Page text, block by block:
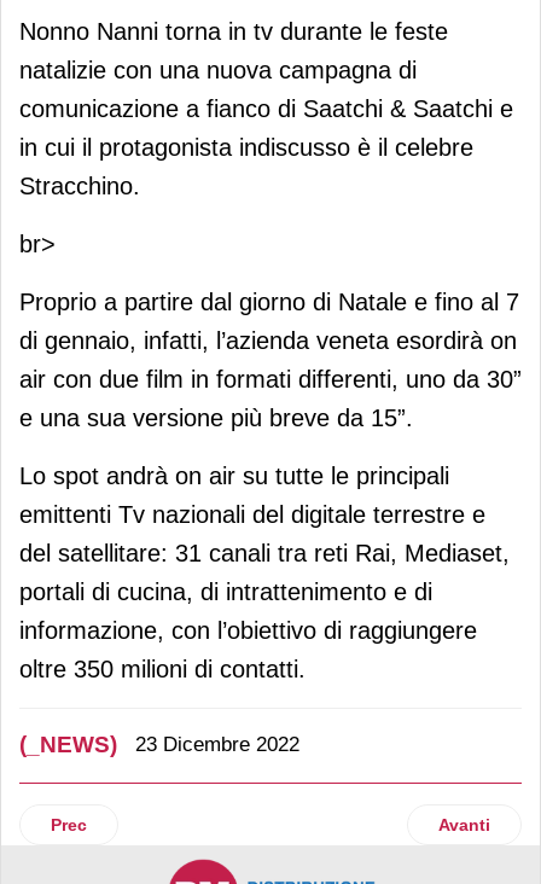
Lo Stracchino Nonno Nanni in tv per
le feste natalizie
Nonno Nanni torna in tv durante le feste
natalizie con una nuova campagna di
comunicazione a fianco di Saatchi & Saatchi e
in cui il protagonista indiscusso è il celebre
Stracchino.
br>
Proprio a partire dal giorno di Natale e fino al 7
di gennaio, infatti, l’azienda veneta esordirà on
air con due film in formati differenti, uno da 30”
e una sua versione più breve da 15”.
Lo spot andrà on air su tutte le principali
emittenti Tv nazionali del digitale terrestre e
del satellitare: 31 canali tra reti Rai, Mediaset,
portali di cucina, di intrattenimento e di
informazione, con l’obiettivo di raggiungere
oltre 350 milioni di contatti.
(_NEWS) 23 Dicembre 2022
Articolo precedente: Cotonella festeggia 50 anni di attività
Prec Articolo
Avanti